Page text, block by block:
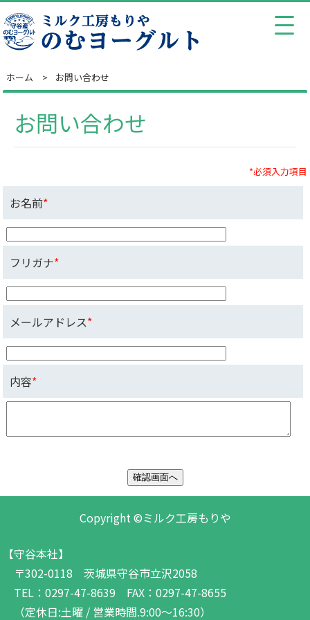
ホーム お問い合わせ
お問い合わせ
*必須入力項目
お名前*
フリガナ*
メールアドレス*
内容*
Copyright ©ミルク工房もりや
【守谷本社】
〒302-0118 茨城県守谷市立沢2058
TEL：0297-47-8639 FAX：0297-47-8655
（定休日:土曜 / 営業時間.9:00～16:30）